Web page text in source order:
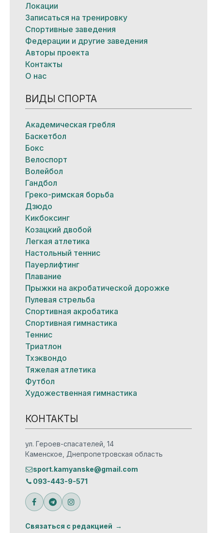
Локации
Записаться на тренировку
Спортивные заведения
Федерации и другие заведения
Авторы проекта
Контакты
О нас
ВИДЫ СПОРТА
Академическая гребля
Баскетбол
Бокс
Велоспорт
Волейбол
Гандбол
Греко-римская борьба
Дзюдо
Кикбоксинг
Козацкий двобой
Легкая атлетика
Настольный теннис
Пауерлифтинг
Плавание
Прыжки на акробатической дорожке
Пулевая стрельба
Спортивная акробатика
Спортивная гимнастика
Теннис
Триатлон
Тхэквондо
Тяжелая атлетика
Футбол
Художественная гимнастика
КОНТАКТЫ
ул. Героев-спасателей, 14
Каменское, Днепропетровская область
sport.kamyanske@gmail.com
093-443-9-571
Связаться с редакцией